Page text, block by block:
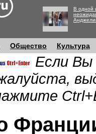
В одной
Общество Культура
Если Вы